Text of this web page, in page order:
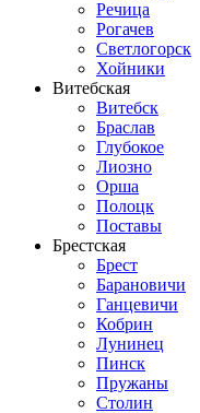
Речица
Рогачев
Светлогорск
Хойники
Витебская
Витебск
Браслав
Глубокое
Лиозно
Орша
Полоцк
Поставы
Брестская
Брест
Барановичи
Ганцевичи
Кобрин
Лунинец
Пинск
Пружаны
Столин